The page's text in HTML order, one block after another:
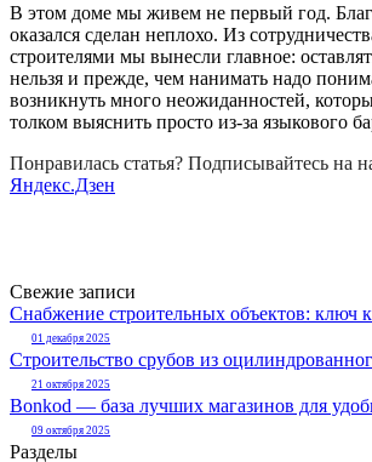
В этом доме мы живем не первый год.
оказался сделан неплохо. Из
строителями мы вынесли главное:
нельзя и прежде, чем нанимать надо
возникнуть много неожиданностей,
толком выяснить просто из-за языкового
Понравилась статья? Подписывайтесь на
Яндекс.Дзен
Свежие записи
Снабжение строительных объектов: ключ
01 декабря 2025
Строительство срубов из
21 октября 2025
Bonkod — база лучших магазинов для
09 октября 2025
Разделы